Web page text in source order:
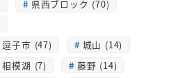
県西ブロック (70)
逗子市 (47)
城山 (14)
相模湖 (7)
藤野 (14)